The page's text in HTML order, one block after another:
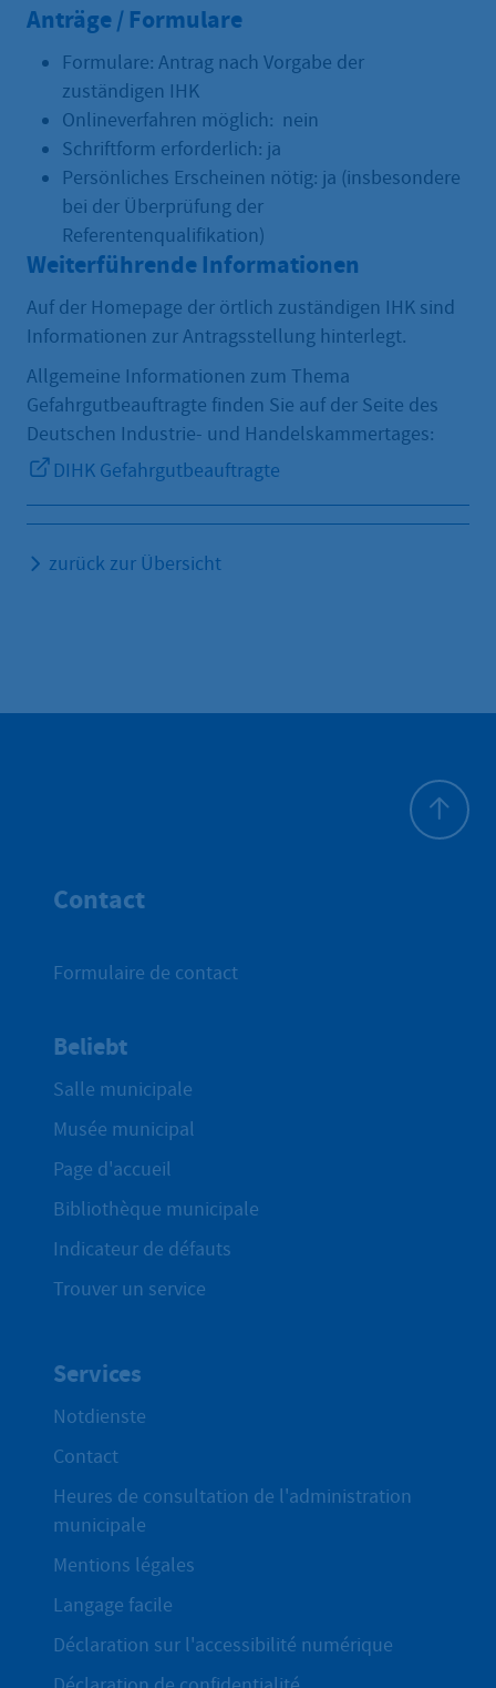
Anträge / Formulare
Formulare: Antrag nach Vorgabe der
zuständigen IHK
Onlineverfahren möglich: nein
Schriftform erforderlich: ja
Persönliches Erscheinen nötig: ja (insbesondere
bei der Überprüfung der
Referentenqualifikation)
Weiterführende Informationen
Auf der Homepage der örtlich zuständigen IHK sind
Informationen zur Antragsstellung hinterlegt.
Allgemeine Informationen zum Thema
Gefahrgutbeauftragte finden Sie auf der Seite des
Deutschen Industrie- und Handelskammertages:
DIHK Gefahrgutbeauftragte
zurück zur Übersicht
Contact
Formulaire de contact
Beliebt
Salle municipale
Musée municipal
Page d'accueil
Bibliothèque municipale
Indicateur de défauts
Trouver un service
Services
Notdienste
Contact
Heures de consultation de l'administration
municipale
Mentions légales
Langage facile
Déclaration sur l'accessibilité numérique